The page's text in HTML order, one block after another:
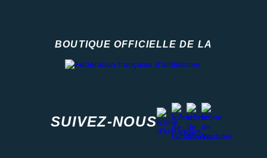
BOUTIQUE OFFICIELLE DE LA
SUIVEZ-NOUS
instagram
facebook
stravayoutube